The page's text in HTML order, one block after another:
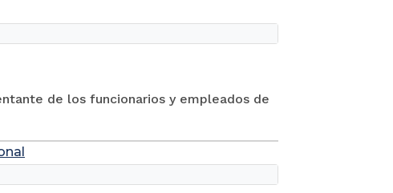
de los funcionarios y empleados de